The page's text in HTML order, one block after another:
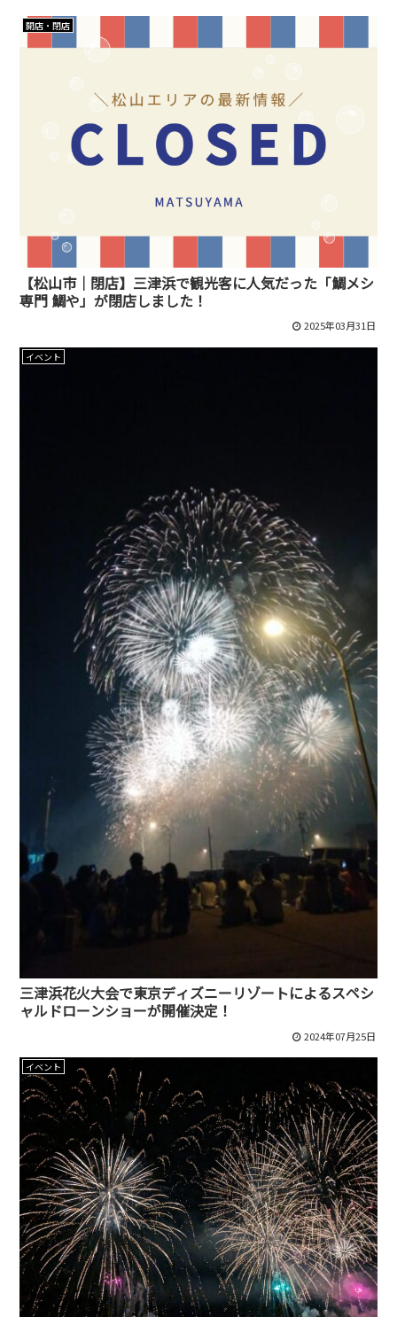
開店・閉店
【松山市｜閉店】三津浜で観光客に人気だった「鯛メシ
専門 鯛や」が閉店しました！
2025年03月31日
イベント
三津浜花火大会で東京ディズニーリゾートによるスペシ
ャルドローンショーが開催決定！
2024年07月25日
イベント